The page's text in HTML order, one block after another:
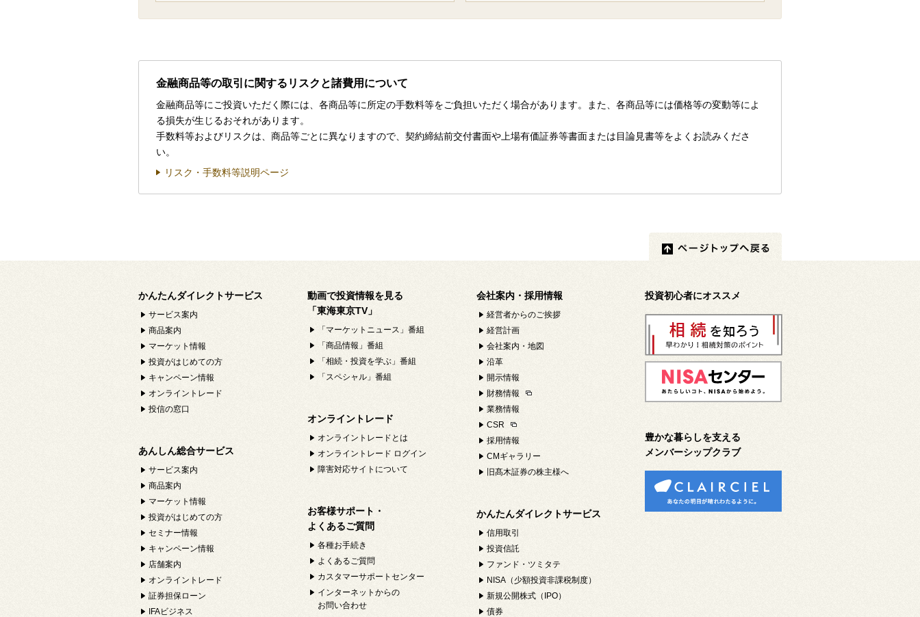
金融商品等の取引に関するリスクと諸費用について
金融商品等にご投資いただく際には、各商品等に所定の手数料等をご負担いただく場合があります。また、各商品等には価格等の変動等によ
る損失が生じるおそれがあります。
手数料等およびリスクは、商品等ごとに異なりますので、契約締結前交付書面や上場有価証券等書面または目論見書等をよくお読みくださ
い。
リスク・手数料等説明ページ
かんたんダイレクトサービス
サービス案内
商品案内
マーケット情報
投資がはじめての方
キャンペーン情報
オンライントレード
投信の窓口
あんしん総合サービス
サービス案内
商品案内
マーケット情報
投資がはじめての方
セミナー情報
キャンペーン情報
店舗案内
オンライントレード
証券担保ローン
IFAビジネス
動画で投資情報を見る
「東海東京TV」
「マーケットニュース」番組
「商品情報」番組
「相続・投資を学ぶ」番組
「スペシャル」番組
オンライントレード
オンライントレードとは
オンライントレード ログイン
障害対応サイトについて
お客様サポート・
よくあるご質問
各種お手続き
よくあるご質問
カスタマーサポートセンター
インターネットからの
お問い合わせ
会社案内・採用情報
経営者からのご挨拶
経営計画
会社案内・地図
沿革
開示情報
財務情報
業務情報
CSR
採用情報
CMギャラリー
旧髙木証券の株主様へ
かんたんダイレクトサービス
信用取引
投資信託
ファンド・ツミタテ
NISA（少額投資非課税制度）
新規公開株式（IPO）
債券
投資初心者にオススメ
豊かな暮らしを支える
メンバーシップクラブ